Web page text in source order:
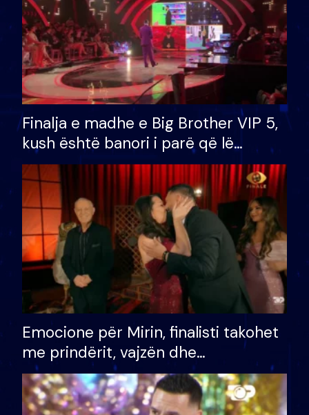
Finalja e madhe e Big Brother VIP 5,
kush është banori i parë që lë
shtëpinë dhe humb mundësinë për
të fituar çmimin e madh
Emocione për Mirin, finalisti takohet
me prindërit, vajzën dhe
bashkëshorten: S’kemi ndonjë letër
divorci apo jo?